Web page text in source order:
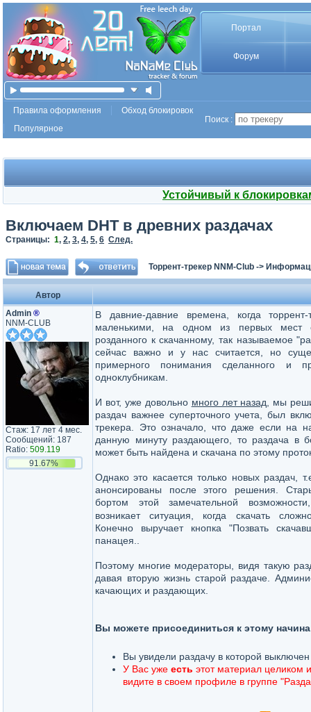
Портал
Форум
Правила оформления
Обход блокировок
Популярное
Поиск :
Устойчивый к
Включаем DHT в древних раздачах
Страницы: 1, 2, 3, 4, 5, 6 След.
Торрент-трекер NNM-Club ->
Автор
Admin ®
NNM-CLUB
Стаж: 17 лет 4 мес.
Сообщений: 187
Ratio: 509.119
91.67%
В давние-давние времена, когда
маленькими, на одном из первых мест
розданного к скачанному, так называемое
сейчас важно и у нас считается, но
примерного понимания сделанного и
одноклубникам.
И вот, уже довольно много лет назад , мы
раздач важнее суперточного учета, был
трекера. Это означало, что даже если на
данную минуту раздающего, то раздача в
может быть найдена и скачана по этому
Однако это касается только новых раздач,
анонсированы после этого решения.
бортом этой замечательной
возникает ситуация, когда скачать
Конечно выручает кнопка "Позвать
панацея..
Поэтому многие модераторы, видя такую
давая вторую жизнь старой раздаче.
качающих и раздающих.
Вы можете присоединиться к этому
Вы увидели раздачу в которой
У Вас уже есть этот материал целиком
видите в своем профиле в группе